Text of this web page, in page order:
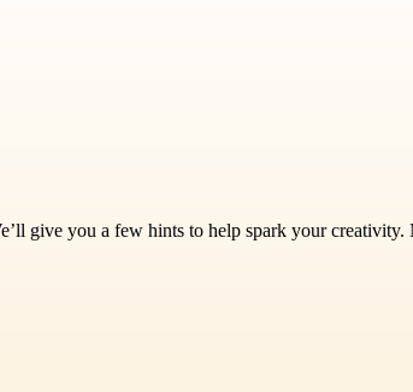
give you a few hints to help spark your